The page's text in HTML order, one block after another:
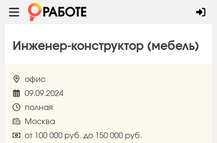
Инженер-конструктор (мебель)
офис
09.09.2024
полная
Москва
от 100 000 руб. до 150 000 руб.